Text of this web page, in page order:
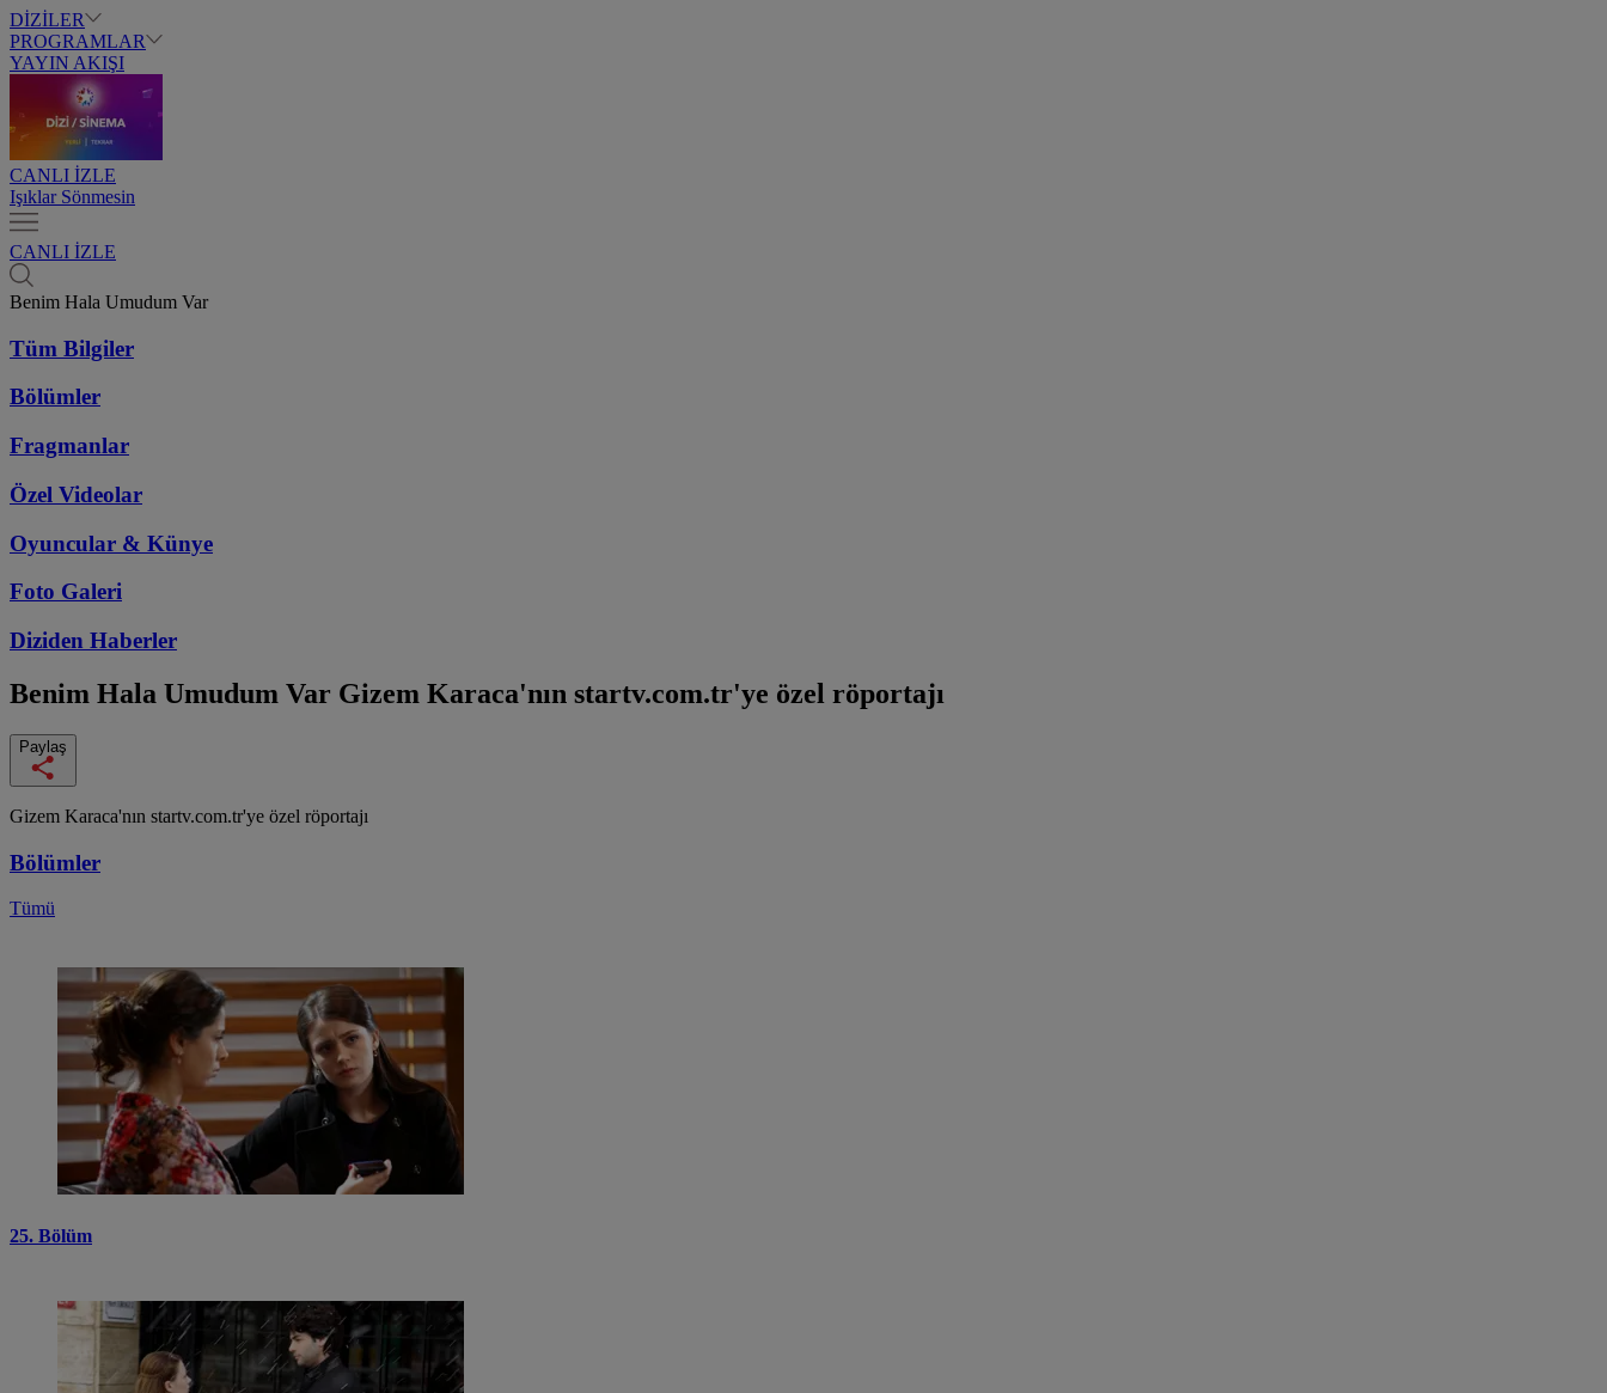
DİZİLER
PROGRAMLAR
YAYIN AKIŞI
CANLI İZLE
Işıklar Sönmesin
CANLI İZLE
Benim Hala Umudum Var
Tüm Bilgiler
Bölümler
Fragmanlar
Özel Videolar
Oyuncular & Künye
Foto Galeri
Diziden Haberler
Benim Hala Umudum Var Gizem Karaca'nın startv.com.tr'ye özel röportajı
Paylaş
Gizem Karaca'nın startv.com.tr'ye özel röportajı
Bölümler
Tümü
25. Bölüm